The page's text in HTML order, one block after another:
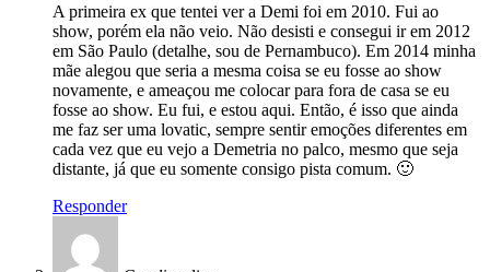
A primeira ex que tentei ver a Demi foi em 2010. Fui ao
show, porém ela não veio. Não desisti e consegui ir em 2012
em São Paulo (detalhe, sou de Pernambuco). Em 2014 minha
mãe alegou que seria a mesma coisa se eu fosse ao show
novamente, e ameaçou me colocar para fora de casa se eu
fosse ao show. Eu fui, e estou aqui. Então, é isso que ainda
me faz ser uma lovatic, sempre sentir emoções diferentes em
cada vez que eu vejo a Demetria no palco, mesmo que seja
distante, já que eu somente consigo pista comum. 🙂
Responder